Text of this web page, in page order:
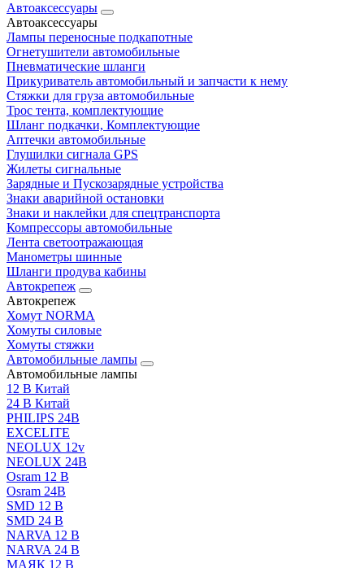
Автоаксессуары
Автоаксессуары
Лампы переносные подкапотные
Огнетушители автомобильные
Пневматические шланги
Прикуриватель автомобильный и запчасти к нему
Стяжки для груза автомобильные
Трос тента, комплектующие
Шланг подкачки, Комплектующие
Аптечки автомобильные
Глушилки сигнала GPS
Жилеты сигнальные
Зарядные и Пускозарядные устройства
Знаки аварийной остановки
Знаки и наклейки для спецтранспорта
Компрессоры автомобильные
Лента светоотражающая
Манометры шинные
Шланги продува кабины
Автокрепеж
Автокрепеж
Хомут NORMA
Хомуты силовые
Хомуты стяжки
Автомобильные лампы
Автомобильные лампы
12 В Китай
24 В Китай
PHILIPS 24В
EXCELITE
NEOLUX 12v
NEOLUX 24В
Osram 12 В
Osram 24В
SMD 12 В
SMD 24 В
NARVA 12 В
NARVA 24 В
МАЯК 12 В